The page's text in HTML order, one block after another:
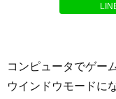
コンピュータでゲー
ウインドウモードに